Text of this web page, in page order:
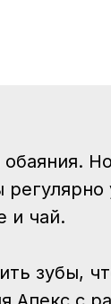
и чай.
зубы,